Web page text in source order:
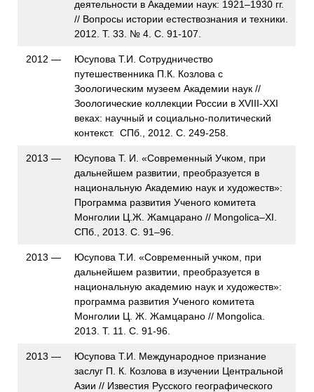
деятельности в Академии наук: 1921–1930 гг.
// Вопросы истории естествознания и техники.
2012. Т. 33. № 4. С. 91-107.
2012 —
Юсупова Т.И. Сотрудничество
путешественника П.К. Козлова с
Зоологическим музеем Академии наук //
Зоологические коллекции России в XVIII-XXI
веках: научный и социально-политический
контекст. СПб., 2012. С. 249-258.
2013 —
Юсупова Т. И. «Современный Учком, при
дальнейшем развитии, преобразуется в
национальную Академию наук и художеств»:
Программа развития Ученого комитета
Монголии Ц.Ж. Жамцарано // Mongolica–XI.
СПб., 2013. С. 91–96.
2013 —
Юсупова Т.И. «Современный учком, при
дальнейшем развитии, преобразуется в
национальную академию наук и художеств»:
программа развития Ученого комитета
Монголии Ц. Ж. Жамцарано // Mongolica.
2013. Т. 11. С. 91-96.
2013 —
Юсупова Т.И. Международное признание
заслуг П. К. Козлова в изучении Центральной
Азии // Известия Русского географического